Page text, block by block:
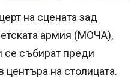
на сцената зад
армия (МОЧА),
се събират преди
на столицата.